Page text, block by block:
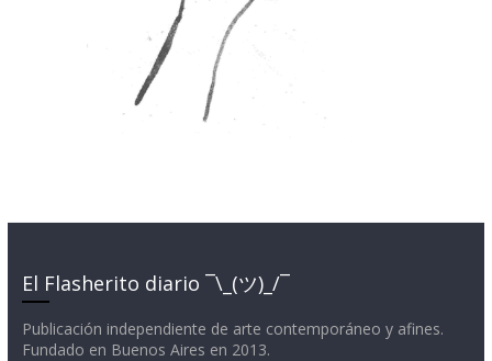
El Flasherito diario ¯\_(ツ)_/¯
Publicación independiente de arte contemporáneo y afines.
Fundado en Buenos Aires en 2013.